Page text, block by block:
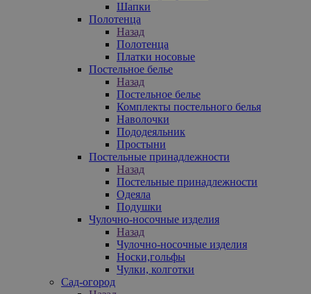
Шапки
Полотенца
Назад
Полотенца
Платки носовые
Постельное белье
Назад
Постельное белье
Комплекты постельного белья
Наволочки
Пододеяльник
Простыни
Постельные принадлежности
Назад
Постельные принадлежности
Одеяла
Подушки
Чулочно-носочные изделия
Назад
Чулочно-носочные изделия
Носки,гольфы
Чулки, колготки
Сад-огород